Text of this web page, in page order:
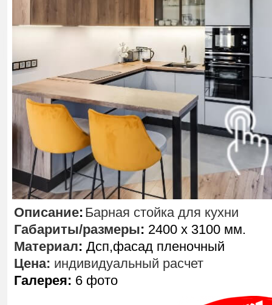
Описание:
Габариты/размеры: 2400 х 3100 мм.
Материал: Дсп,фасад пленочный
Цена: индивидуальный расчет
Галерея: 6 фото
Барная стойка для кухни